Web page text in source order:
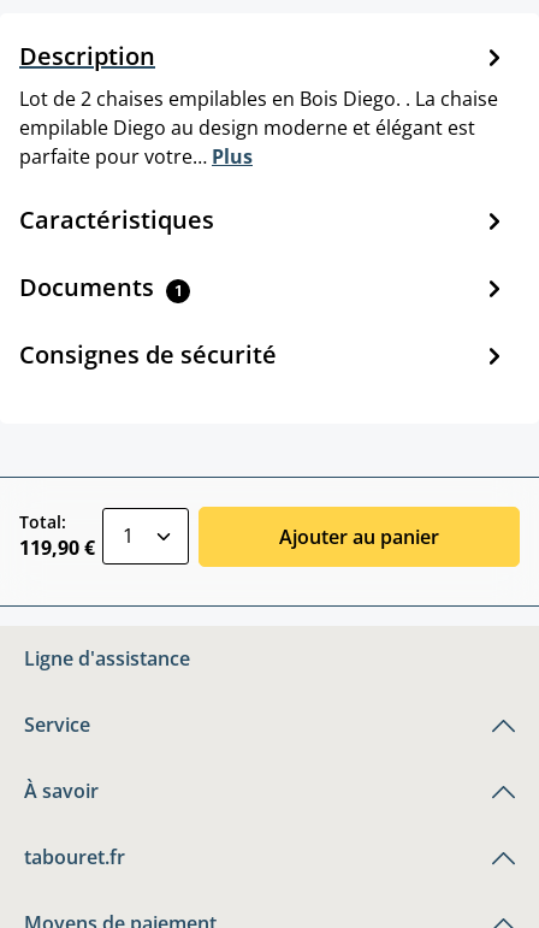
Description
Lot de 2 chaises empilables en Bois Diego. . La chaise
empilable Diego au design moderne et élégant est
parfaite pour votre… Plus
Caractéristiques
Documents 1
Consignes de sécurité
Total:
119,90 € Ajouter au panier
Ligne d'assistance
Service
À savoir
tabouret.fr